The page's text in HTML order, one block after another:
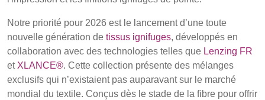
Recherche Avancée
Connexion
S'inscrire
UK, NORTHERN
IRELAND & REPUBLIC
OF IRELAND
Notre priorité pour 2026 est le lancement d’une toute
nouvelle génération de tissus ignifuges, développés en
collaboration avec des technologies telles que Lenzing FR
et XLANCE®. Cette collection présente des mélanges
exclusifs qui n’existaient pas auparavant sur le marché
mondial du textile. Conçus dès le stade de la fibre pour offrir